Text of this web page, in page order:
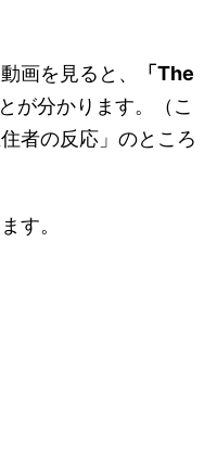
画を見ると、
「The
が分かります。（こ
者の反応」のところ
す。